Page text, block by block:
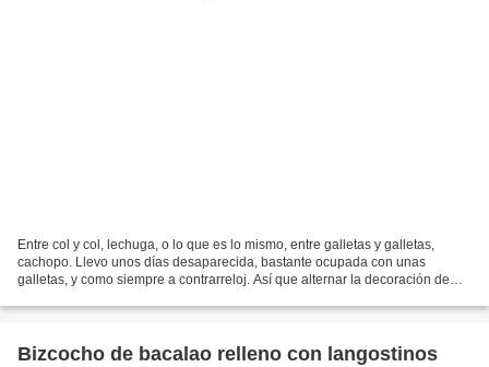
Entre col y col, lechuga, o lo que es lo mismo, entre galletas y galletas,
cachopo. Llevo unos días desaparecida, bastante ocupada con unas
galletas, y como siempre a contrarreloj. Así que alternar la decoración de
Bizcocho de bacalao relleno con langostinos